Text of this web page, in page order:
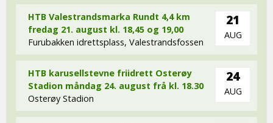
HTB Valestrandsmarka Rundt 4,4 km
fredag 21. august kl. 18,45 og 19,00
Furubakken idrettsplass, Valestrandsfossen
21
AUG
HTB karusellstevne friidrett Osterøy
Stadion måndag 24. august frå kl. 18.30
Osterøy Stadion
24
AUG